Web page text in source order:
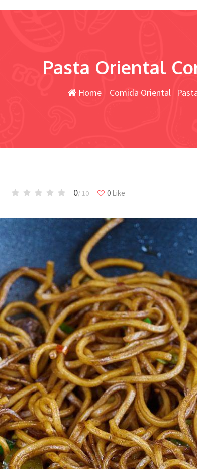
Pasta Oriental
Home Comida Oriental
0/ 10 0 Like